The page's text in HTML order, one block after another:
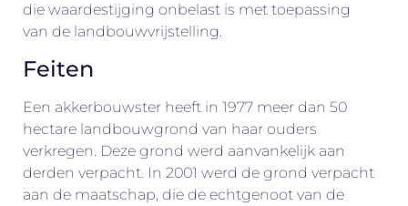
die waardestijging onbelast is met toepassing
van de landbouwvrijstelling.
Feiten
Een akkerbouwster heeft in 1977 meer dan 50
hectare landbouwgrond van haar ouders
verkregen. Deze grond werd aanvankelijk aan
derden verpacht. In 2001 werd de grond verpacht
aan de maatschap, die de echtgenoot van de